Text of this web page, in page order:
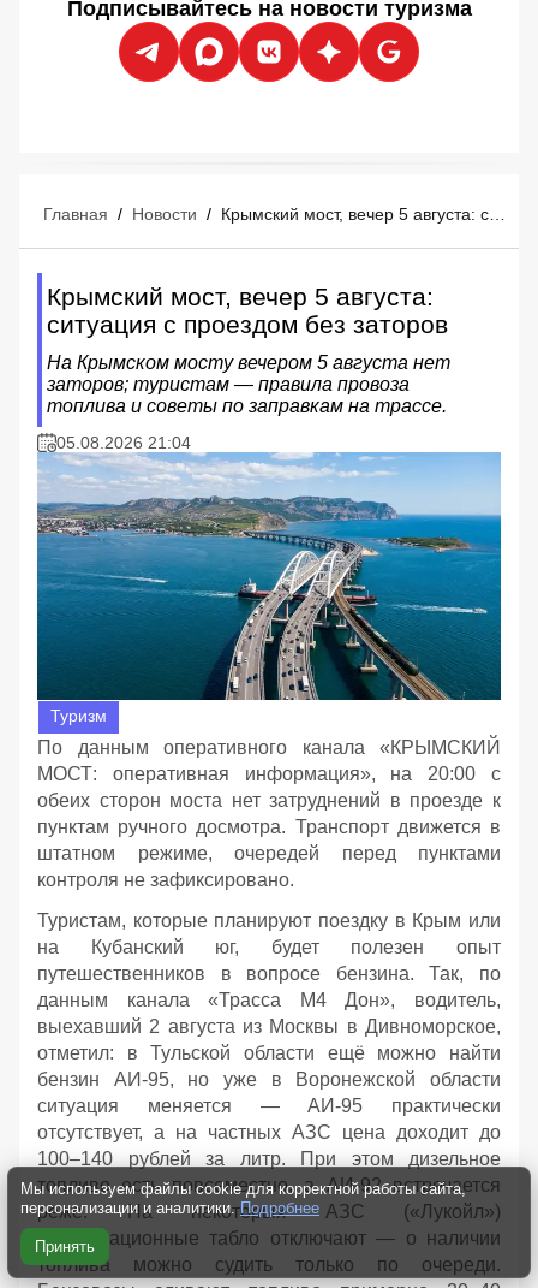
Подписывайтесь на новости туризма
Главная / Новости /
Крымский мост, вечер 5 августа:
ситуация с проездом без заторов
На Крымском мосту вечером 5 августа нет
заторов; туристам — правила провоза
топлива и советы по заправкам на трассе.
05.08.2026 21:04
Туризм
По данным оперативного канала «КРЫМСКИЙ
МОСТ: оперативная информация», на 20:00 с
обеих сторон моста нет затруднений в проезде к
пунктам ручного досмотра. Транспорт движется в
штатном режиме, очередей перед пунктами
контроля не зафиксировано.
Туристам, которые планируют поездку в Крым или
на Кубанский юг, будет полезен опыт
путешественников в вопросе бензина. Так, по
данным канала «Трасса М4 Дон», водитель,
выехавший 2 августа из Москвы в Дивноморское,
отметил: в Тульской области ещё можно найти
бензин АИ‑95, но уже в Воронежской области
ситуация меняется — АИ‑95 практически
отсутствует, а на частных АЗС цена доходит до
100–140 рублей за литр. При этом дизельное
топливо есть повсеместно, а АИ‑92 встречается
реже. На некоторых АЗС («Лукойл»)
информационные табло отключают — о наличии
топлива можно судить только по очереди.
Мы используем файлы cookie для корректной работы сайта,
персонализации и аналитики. Подробнее
Принять